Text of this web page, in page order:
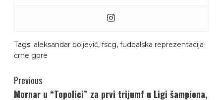
Tags: aleksandar boljević, fscg, fudbalska reprezentacija
crne gore
Continue
Previous
Mornar u “Topolici” za prvi trijumf u Ligi šampiona,